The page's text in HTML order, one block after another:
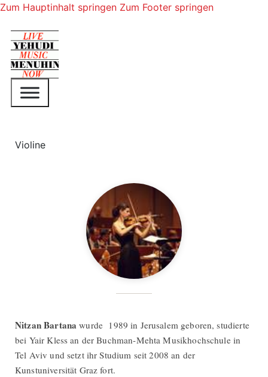
Zum Hauptinhalt springen Zum Footer springen
Violine
Nitzan Bartana wurde 1989 in Jerusalem geboren, studierte
bei Yair Kless an der Buchman-Mehta Musikhochschule in
Tel Aviv und setzt ihr Studium seit 2008 an der
Kunstuniversität Graz fort.